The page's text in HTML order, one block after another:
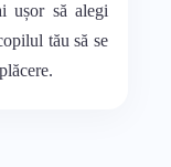
ușor să alegi
tău să se